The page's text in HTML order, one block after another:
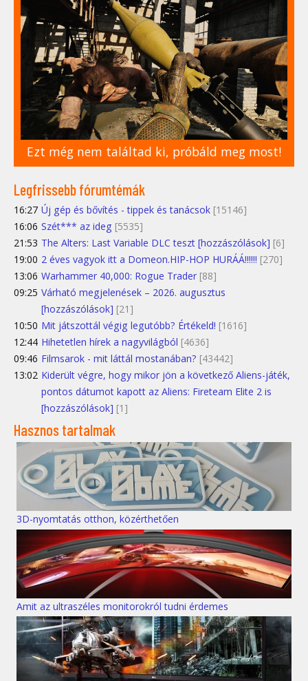
Ezt még nem találtad ki, próbáld meg most!
Legfrissebb fórumtémák
16:27 Új gép és bővítés - tippek és tanácsok [15146]
16:06 Szét*** az ideg [5535]
21:53 The Alters: Last Variable DLC teszt [hozzászólások] [6]
19:00 2 éves vagyok itt a Domeon.HIP-HOP HURÁÁ!!!!!! [270]
13:06 Warhammer 40,000: Rogue Trader [88]
09:25 Várható megjelenések – 2026. augusztus
[hozzászólások] [21]
10:50 Mit játszottál végig legutóbb? Értékeld! [1616]
12:44 Hihetetlen hírek a nagyvilágból [4636]
09:46 Filmsarok - mit láttál mostanában? [43442]
13:02 Kiderült végre, hogy mikor jön a következő Aliens-játék,
pontos dátumot kapott az Aliens: Fireteam Elite 2 is
[hozzászólások] [1]
Hasznos tartalmak
3D-nyomtatás otthon, közérthetően
Amit az ultraszéles monitorokról tudni érdemes